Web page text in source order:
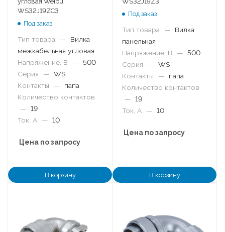
WS32J19ZC3
Под заказ
Тип товара —
Вилка
межкабельная угловая
Напряжение, В
— 500
Серия
— WS
Контакты
—
папа
Количество контактов
— 19
Ток, А
— 10
Цена по запросу
В корзину
Под заказ
Тип товара —
Вилка
панельная
Напряжение, В
— 500
Серия
— WS
Контакты
—
папа
Количество контактов
— 19
Ток, А
— 10
Цена по запросу
В корзину